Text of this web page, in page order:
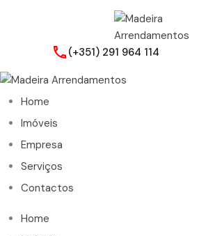
(+351) 291 964 114
Home
Imóveis
Empresa
Serviços
Contactos
Home